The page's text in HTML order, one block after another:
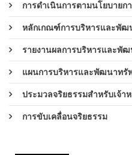
การดำเนินการตามนโยบายก
หลักเกณฑ์การบริหารและพัฒ
รายงานผลการบริหารและพั
แผนการบริหารและพัฒนาทรั
ประมวลจริยธรรมสำหรับเจ้า
การขับเคลื่อนจริยธรรม